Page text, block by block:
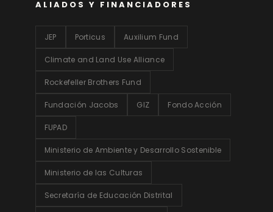
ALIADOS Y FINANCIADORES
JEP Porticus Auxilium Fund
Climate and Land Use Alliance
Rockefeller Brothers Fund
Fundación Jacobs GIZ Fondo Acción
FUPAD
Ministerio de Ambiente y Desarrollo Sostenible
Ministerio de las Culturas
Secretaría de Educación Distrital